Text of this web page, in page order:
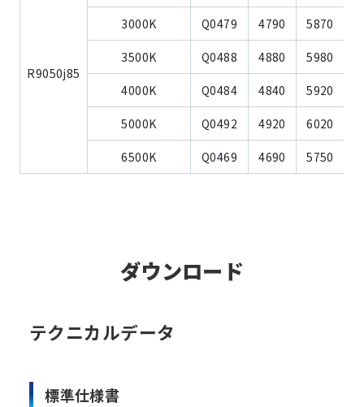
R9050j85
3000K Q0479 4790 5870
3500K Q0488 4880 5980
4000K Q0484 4840 5920
5000K Q0492 4920 6020
6500K Q0469 4690 5750
ダウンロード
テクニカルデータ
標準仕様書